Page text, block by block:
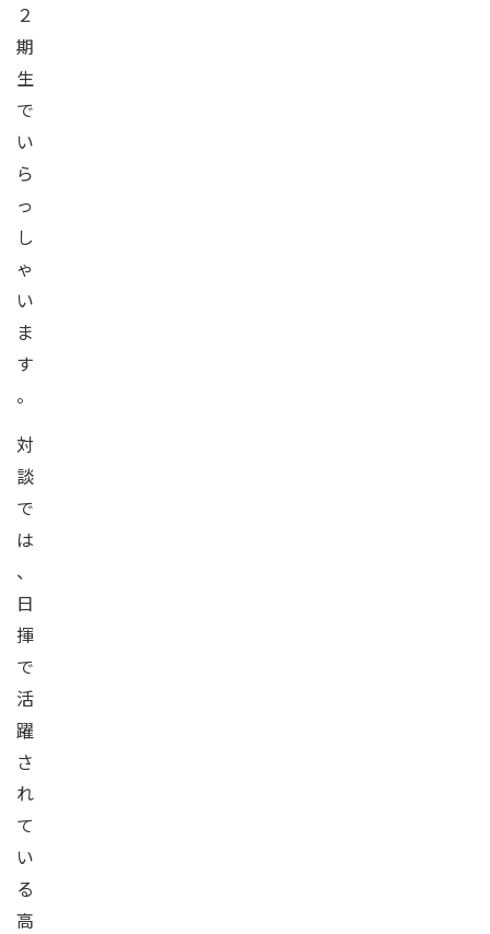
２
期
生
で
い
ら
っ
し
ゃ
い
ま
す
。
対
談
で
は
、
日
揮
で
活
躍
さ
れ
て
い
る
高